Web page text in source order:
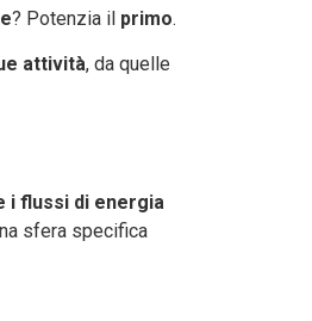
? Potenzia il primo.
attività, da quelle
i flussi di energia
sfera specifica